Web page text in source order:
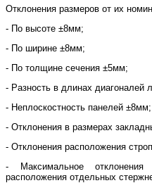
Отклонения размеров от их
- По высоте ±8мм;
- По ширине ±8мм;
- По толщине сечения ±5мм;
- Разность в длинах диагоналей
- Неплоскостность панелей ±8мм;
- Отклонения в размерах
- Отклонения расположения
- Максимальное
расположения отдельных